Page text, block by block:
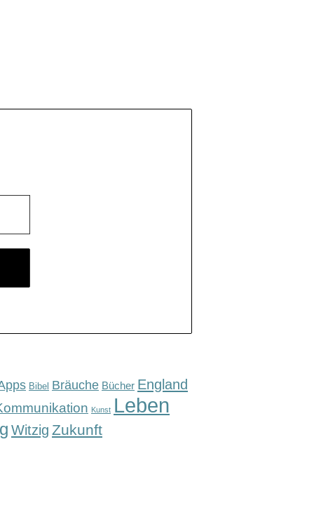
Bibel Bräuche Bücher England
Kunst Leben
Witzig Zukunft